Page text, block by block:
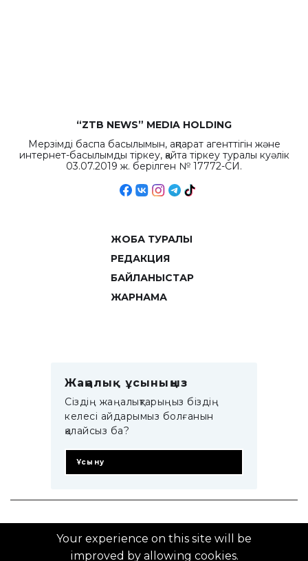
“ZTB NEWS” MEDIA HOLDING
Мерзімді баспа басылымын, ақпарат агенттігін және
интернет-басылымды тіркеу, қайта тіркеу туралы куәлік
03.07.2019 ж. берілген № 17772-СИ.
ЖОБА ТУРАЛЫ
РЕДАКЦИЯ
БАЙЛАНЫСТАР
ЖАРНАМА
Жаңалық ұсыныңыз
Сіздің жаңалықтарыңыз біздің
келесі айдарымыз болғанын
қалайсыз ба?
Ұсыну
© 2014–2025 ZTB.KZ
Your experience on this site will be
improved by allowing cookies.